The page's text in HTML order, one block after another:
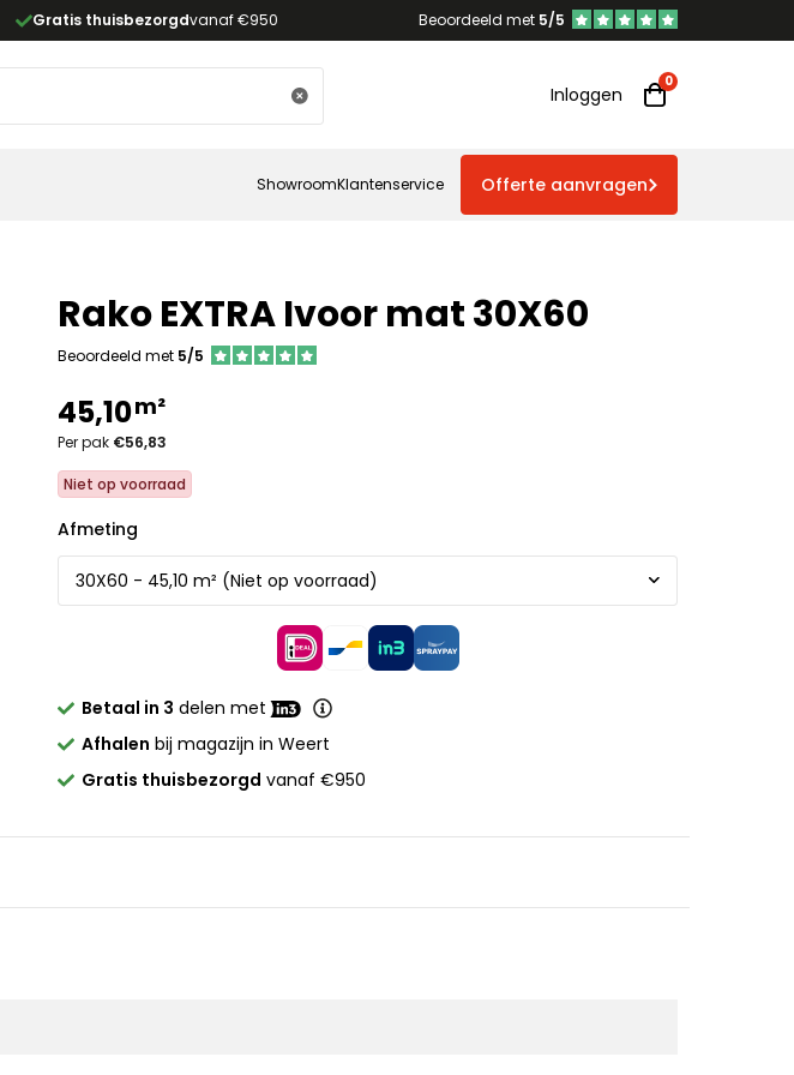
Gratis thuisbezorgdvanaf €950 Beoordeeld met 5/5
Inloggen
ShowroomKlantenservice Offerte aanvragen
Rako EXTRA Ivoor mat 30X60
Beoordeeld met 5/5
45,10m²
Per pak €56,83
Niet op voorraad
Afmeting
Betaal in 3 delen met
Afhalen bij magazijn in Weert
Gratis thuisbezorgd vanaf €950